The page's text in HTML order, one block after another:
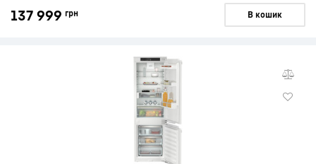
137 999 грн В кошик